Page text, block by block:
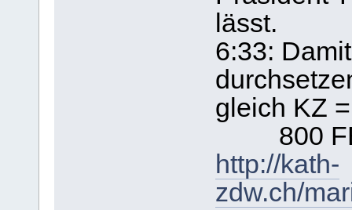
lässt.
6:33:
gleich KZ
800
http://kath-
zdw.ch/